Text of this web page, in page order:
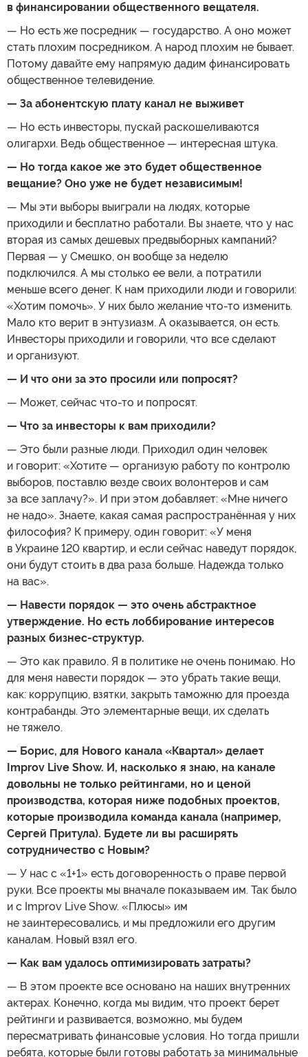
в финансировании общественного вещателя.
— Но есть же посредник — государство. А оно может
стать плохим посредником. А народ плохим не бывает.
Потому давайте ему напрямую дадим финансировать
общественное телевидение.
— За абонентскую плату канал не выживет
— Но есть инвесторы, пускай раскошеливаются
олигархи. Ведь общественное — интересная штука.
— Но тогда какое же это будет общественное
вещание? Оно уже не будет независимым!
— Мы эти выборы выиграли на людях, которые
приходили и бесплатно работали. Вы знаете, что у нас
вторая из самых дешевых предвыборных кампаний?
Первая — у Смешко, он вообще за неделю
подключился. А мы столько ее вели, а потратили
меньше всего денег. К нам приходили люди и говорили:
«Хотим помочь». У них было желание что-то изменить.
Мало кто верит в энтузиазм. А оказывается, он есть.
Инвесторы приходили и говорили, что все сделают
и организуют.
— И что они за это просили или попросят?
— Может, сейчас что-то и попросят.
— Что за инвесторы к вам приходили?
— Это были разные люди. Приходил один человек
и говорит: «Хотите — организую работу по контролю
выборов, поставлю везде своих волонтеров и сам
за все заплачу?». И при этом добавляет: «Мне ничего
не надо». Знаете, какая самая распространённая у них
философия? К примеру, один говорит: «У меня
в Украине 120 квартир, и если сейчас наведут порядок,
они будут стоить в два раза больше. Надежда только
на вас».
— Навести порядок — это очень абстрактное
утверждение. Но есть лоббирование интересов
разных бизнес-структур.
— Это как правило. Я в политике не очень понимаю. Но
для меня навести порядок — это убрать такие вещи,
как: коррупцию, взятки, закрыть таможню для проезда
контрабанды. Это элементарные вещи, их сделать
не тяжело.
— Борис, для Нового канала «Квартал» делает
Improv Live Show. И, насколько я знаю, на канале
довольны не только рейтингами, но и ценой
производства, которая ниже подобных проектов,
которые производила команда канала (например,
Сергей Притула). Будете ли вы расширять
сотрудничество с Новым?
— У нас с «1+1» есть договоренность о праве первой
руки. Все проекты мы вначале показываем им. Так было
и с Improv Live Show. «Плюсы» им
не заинтересовались, и мы предложили его другим
каналам. Новый взял его.
— Как вам удалось оптимизировать затраты?
— В этом проекте все основано на наших внутренних
актерах. Конечно, когда мы видим, что проект берет
рейтинги и развивается, возможно, мы будем
пересматривать финансовые условия. Но тогда пришли
ребята, которые были готовы работать за минимальные